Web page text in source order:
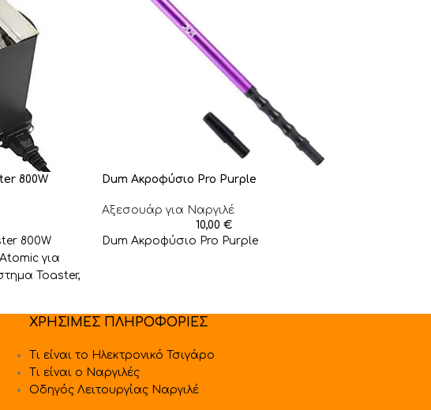
800W
800W
για
Toaster,
Dum Aκροφύσιο Pro Purple
Αξεσουάρ για Ναργιλέ
10,00€
Dum Aκροφύσιο Pro Purple
ΧΡΗΣΙΜΕΣ ΠΛΗΡΟΦΟΡΙΕΣ
Τι είναι το Ηλεκτρονικό Τσιγάρο
Τι είναι ο Ναργιλές
Οδηγός Λειτουργίας Ναργιλέ